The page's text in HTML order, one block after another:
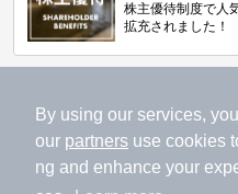
By using our services,
our partners use cookies
ng and enhance your
株主優待制度で人
拡充されました！
温泉TOP 愛知県
温浴施設を探す